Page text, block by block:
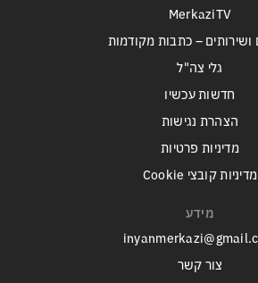
MerkaziTV
ושירותים – כתבות מקודמות
גלי צה"ל
חדשות עכשיו
הצהרת נגישות
מדיניות פרטיות
מדיניות קובצי Cookie
מידע
צור קשר